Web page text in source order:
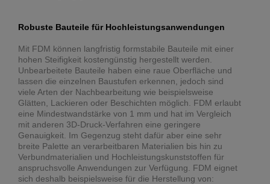
Robuste Bauteile für Hochleistungsanwendungen
Mit FDM können langfristig formstabile Bauteile mit einer
hohen Steifigkeit kostengünstig hergestellt werden.
Unbearbeitete Bauteile haben eine raue Oberfläche und
lassen die einzelnen Baustufen erkennen, jedoch sind
viele Arten der Nachbearbeitung wie beispielsweise
Glätten, Lackieren oder Beschichten möglich. FDM erlaubt
eine Mindestwandstärke von 1 mm und hat im Vergleich
mit anderen 3D-Druck-Verfahren eine geringere
Genauigkeit. Im Gegenzug steht dafür aber eine sehr
breite Palette an verarbeitbaren Materialien bis hin zu
Verbundmaterialien und Hochleistungskunststoffen für
anspruchsvolle Anwendungen zur Verfügung. FDM eignet
sich deshalb beispielsweise für die Herstellung von: